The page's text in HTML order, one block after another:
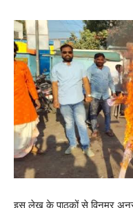
इस लेख के पाठकों से विनम्र